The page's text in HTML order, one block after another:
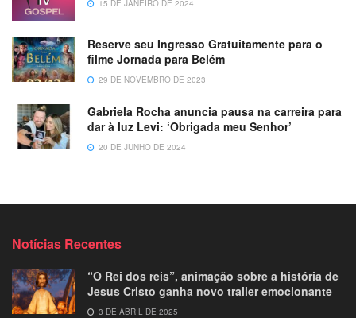
15 DE JANEIRO DE 2024
Reserve seu Ingresso Gratuitamente para o
filme Jornada para Belém
29 DE NOVEMBRO DE 2023
Gabriela Rocha anuncia pausa na carreira para
dar à luz Levi: ‘Obrigada meu Senhor’
20 DE JUNHO DE 2024
Notícias Recentes
“O Rei dos reis”, animação sobre a história de
Jesus Cristo ganha novo trailer emocionante
3 DE ABRIL DE 2025